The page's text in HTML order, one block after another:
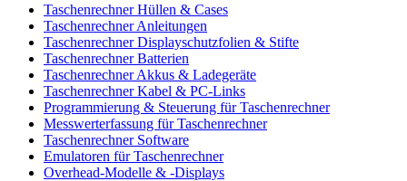
Taschenrechner Hüllen & Cases
Taschenrechner Anleitungen
Taschenrechner Displayschutzfolien & Stifte
Taschenrechner Batterien
Taschenrechner Akkus & Ladegeräte
Taschenrechner Kabel & PC-Links
Programmierung & Steuerung für Taschenrechner
Messwerterfassung für Taschenrechner
Taschenrechner Software
Emulatoren für Taschenrechner
Overhead-Modelle & -Displays